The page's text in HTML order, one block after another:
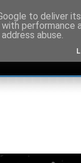
to deliver
with
abuse.